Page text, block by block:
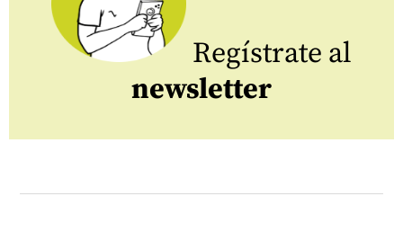
Regístrate al
newsletter